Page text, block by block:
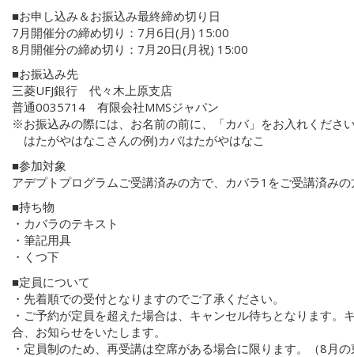
■お申し込み＆お振込み最終締め切り日
7月開催分の締め切り：7月6日(月) 15:00
8月開催分の締め切り：7月20日(月祝) 15:00
■お振込み先
三菱UFJ銀行 代々木上原支店
普通0035714 有限会社MMSジャパン
※お振込みの際には、お名前の前に、「カバ」をお入れくださ
はたがやはなこさんの例)カバはたがやはなこ
■参加対象
アデプトプログラムご受講済みの方で、カバラ1をご受講済みの
■持ち物
・カバラのテキスト
・筆記用具
・くつ下
■定員について
・先着順での受付となりますのでご了承ください。
・ご予約が定員を超えた場合は、キャンセル待ちとなります。
合、お知らせをいたします。
・定員制のため、再受講は空席がある場合に限ります。（8月